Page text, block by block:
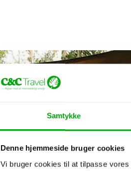
Samtykke
Denne hjemmeside bruger cookies
Vi bruger cookies til at tilpasse